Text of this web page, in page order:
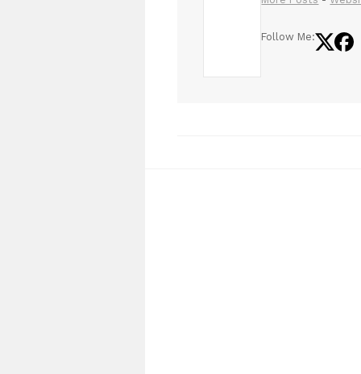
Follow Me: